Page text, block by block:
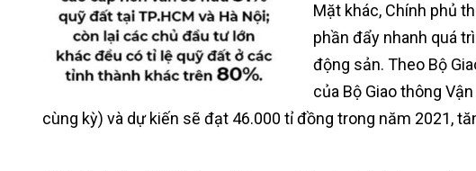
Mặt khác, Chính phủ
phần đẩy nhanh quá
động sản. Theo Bộ
của Bộ Giao thông
cùng kỳ) và dự kiến sẽ đạt 46.000 tỉ đồng trong năm 2021,